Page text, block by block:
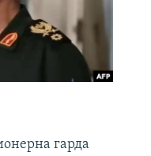
гарда